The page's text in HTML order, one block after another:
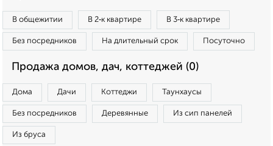
В общежитии В 2‑к квартире В 3‑к квартире
Без посредников На длительный срок Посуточно
Продажа домов, дач, коттеджей (0)
Дома Дачи Коттеджи Таунхаусы
Без посредников Деревянные Из сип панелей
Из бруса